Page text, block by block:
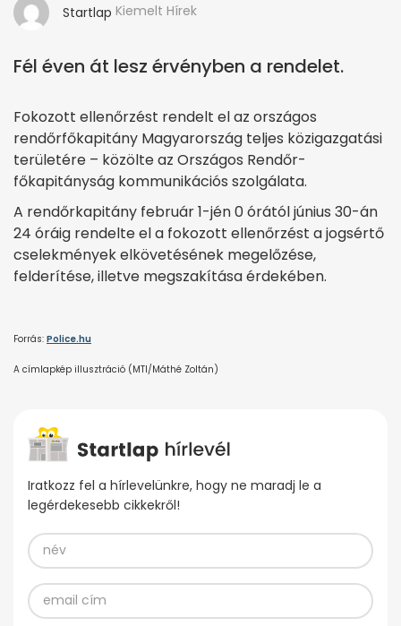
Startlap Kiemelt Hírek
Fél éven át lesz érvényben a rendelet.
Fokozott ellenőrzést rendelt el az országos
rendőrfőkapitány Magyarország teljes közigazgatási
területére – közölte az Országos Rendőr-
főkapitányság kommunikációs szolgálata.
A rendőrkapitány február 1-jén 0 órától június 30-án
24 óráig rendelte el a fokozott ellenőrzést a jogsértő
cselekmények elkövetésének megelőzése,
felderítése, illetve megszakítása érdekében.
Forrás: Police.hu
A címlapkép illusztráció (MTI/Máthé Zoltán)
Iratkozz fel a hírlevelünkre, hogy ne maradj le a
legérdekesebb cikkekről!